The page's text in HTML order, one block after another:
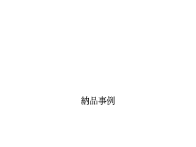
納品事例